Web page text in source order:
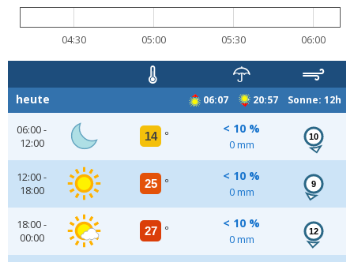
04:30 05:00 05:30 06:00
06:07 20:57 Sonne: 12h
heute
06:00 -
12:00
14 °
< 10 %
0 mm
10
12:00 -
18:00
25 °
< 10 %
0 mm
9
18:00 -
00:00
27 °
< 10 %
0 mm
12